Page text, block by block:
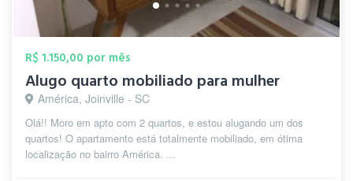
R$ 1.150,00 por mês
Alugo quarto mobiliado para mulher
América, Joinville - SC
Olá!! Moro em apto com 2 quartos, e estou alugando um dos
quartos! O apartamento está totalmente mobiliado, em ótima
localização no bairro América. ...